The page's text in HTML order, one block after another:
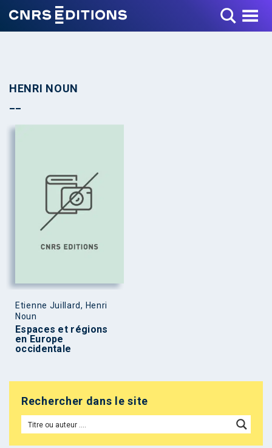
Toggle Menu
HENRI NOUN
Etienne Juillard, Henri
Noun
Espaces et régions
en Europe
occidentale
Rechercher dans le site